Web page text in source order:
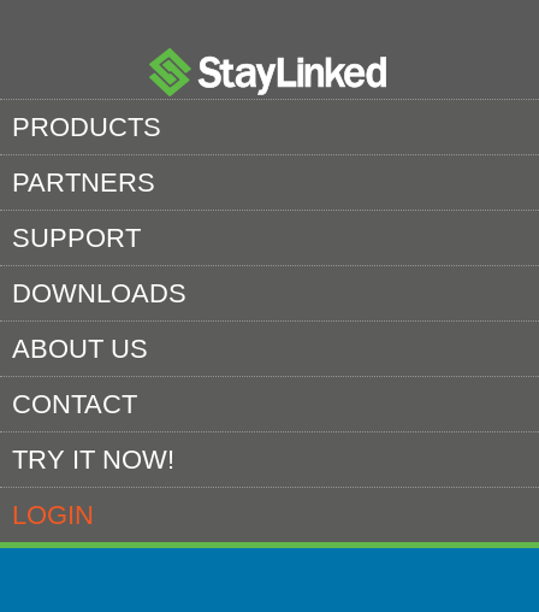
PRODUCTS
PARTNERS
SUPPORT
DOWNLOADS
ABOUT US
CONTACT
TRY IT NOW!
LOGIN